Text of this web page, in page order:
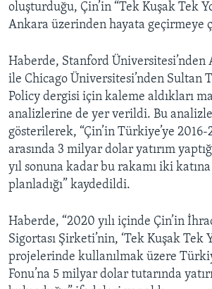
oluşturduğu, Çin’in “Tek Kuşak Tek
Ankara üzerinden hayata geçirmeye
Haberde, Stanford Üniversitesi’nden
ile Chicago Üniversitesi’nden Sultan
Policy dergisi için kaleme aldıkları
analizlerine de yer verildi. Bu
gösterilerek, “Çin’in Türkiye’ye 2016-
arasında 3 milyar dolar yatırım
yıl sonuna kadar bu rakamı iki katına
planladığı” kaydedildi.
Haberde, “2020 yılı içinde Çin’in
Sigortası Şirketi’nin, ‘Tek Kuşak Tek
projelerinde kullanılmak üzere
Fonu’na 5 milyar dolar tutarında